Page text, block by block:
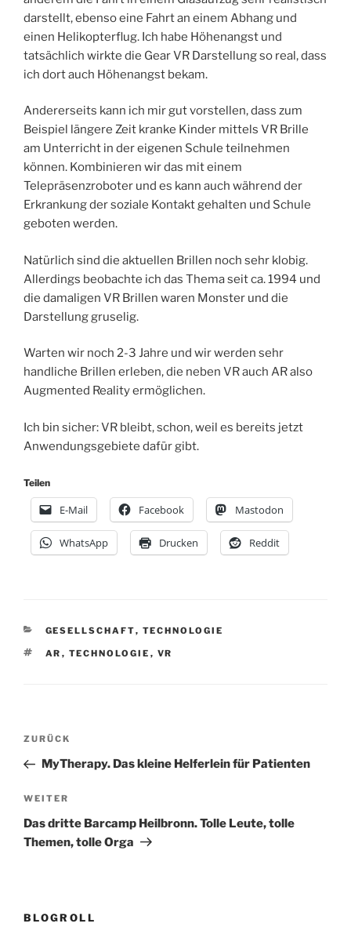
darstellt, ebenso eine Fahrt an einem Abhang und
einen Helikopterflug. Ich habe Höhenangst und
tatsächlich wirkte die Gear VR Darstellung so real, dass
ich dort auch Höhenangst bekam.
Andererseits kann ich mir gut vorstellen, dass zum
Beispiel längere Zeit kranke Kinder mittels VR Brille
am Unterricht in der eigenen Schule teilnehmen
können. Kombinieren wir das mit einem
Telepräsenzroboter und es kann auch während der
Erkrankung der soziale Kontakt gehalten und Schule
geboten werden.
Natürlich sind die aktuellen Brillen noch sehr klobig.
Allerdings beobachte ich das Thema seit ca. 1994 und
die damaligen VR Brillen waren Monster und die
Darstellung gruselig.
Warten wir noch 2-3 Jahre und wir werden sehr
handliche Brillen erleben, die neben VR auch AR also
Augmented Reality ermöglichen.
Ich bin sicher: VR bleibt, schon, weil es bereits jetzt
Anwendungsgebiete dafür gibt.
Teilen
E-Mail Facebook Mastodon
WhatsApp Drucken Reddit
KATEGORIEN
GESELLSCHAFT, TECHNOLOGIE
SCHLAGWÖRTER
AR , TECHNOLOGIE , VR
Beitragsnavigation
Vorheriger
Beitrag
ZURÜCK
MyTherapy. Das kleine Helferlein für Patienten
Nächster
Beitrag
WEITER
Das dritte Barcamp Heilbronn. Tolle Leute, tolle
Themen, tolle Orga
BLOGROLL